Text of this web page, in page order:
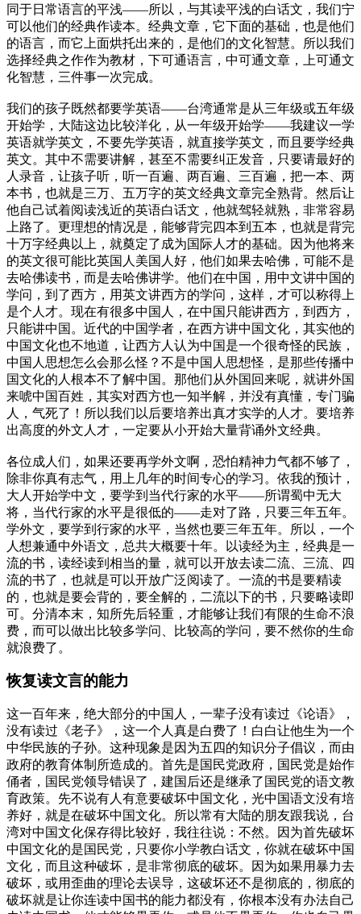
同于日常语言的平浅——所以，与其读平浅的白话文，我们宁
可以他们的经典作读本。经典文章，它下面的基础，也是他们
的语言，而它上面烘托出来的，是他们的文化智慧。所以我们
选择经典之作作为教材，下可通语言，中可通文章，上可通文
化智慧，三件事一次完成。
我们的孩子既然都要学英语——台湾通常是从三年级或五年级
开始学，大陆这边比较洋化，从一年级开始学——我建议一学
英语就学英文，不要先学英语，就直接学英文，而且要学经典
英文。其中不需要讲解，甚至不需要纠正发音，只要请最好的
人录音，让孩子听，听一百遍、两百遍、三百遍，把一本、两
本书，也就是三万、五万字的英文经典文章完全熟背。然后让
他自己试着阅读浅近的英语白话文，他就驾轻就熟，非常容易
上路了。更理想的情况是，能够背完四本到五本，也就是背完
十万字经典以上，就奠定了成为国际人才的基础。因为他将来
的英文很可能比英国人美国人好，他们如果去哈佛，可能不是
去哈佛读书，而是去哈佛讲学。他们在中国，用中文讲中国的
学问，到了西方，用英文讲西方的学问，这样，才可以称得上
是个人才。现在有很多中国人，在中国只能讲西方，到西方，
只能讲中国。近代的中国学者，在西方讲中国文化，其实他的
中国文化也不地道，让西方人认为中国是一个很奇怪的民族，
中国人思想怎么会那么怪？不是中国人思想怪，是那些传播中
国文化的人根本不了解中国。那他们从外国回来呢，就讲外国
来唬中国百姓，其实对西方也一知半解，并没有真懂，专门骗
人，气死了！所以我们以后要培养出真才实学的人才。要培养
出高度的外文人才，一定要从小开始大量背诵外文经典。
各位成人们，如果还要再学外文啊，恐怕精神力气都不够了，
除非你真有志气，用上几年的时间专心的学习。依我的预计，
大人开始学中文，要学到当代行家的水平——所谓蜀中无大
将，当代行家的水平是很低的——走对了路，只要三年五年。
学外文，要学到行家的水平，当然也要三年五年。所以，一个
人想兼通中外语文，总共大概要十年。以读经为主，经典是一
流的书，读经读到相当的量，就可以开放去读二流、三流、四
流的书了，也就是可以开放广泛阅读了。一流的书是要精读
的，也就是要会背的，要全解的，二流以下的书，只要略读即
可。分清本末，知所先后轻重，才能够让我们有限的生命不浪
费，而可以做出比较多学问、比较高的学问，要不然你的生命
就浪费了。
恢复读文言的能力
这一百年来，绝大部分的中国人，一辈子没有读过《论语》，
没有读过《老子》，这一个人真是白费了！白白让他生为一个
中华民族的子孙。这种现象是因为五四的知识分子倡议，而由
政府的教育体制所造成的。首先是国民党政府，国民党是始作
俑者，国民党领导错误了，建国后还是继承了国民党的语文教
育政策。先不说有人有意要破坏中国文化，光中国语文没有培
养好，就是在破坏中国文化。所以常有大陆的朋友跟我说，台
湾对中国文化保存得比较好，我往往说：不然。因为首先破坏
中国文化的是国民党，只要你小学教白话文，你就在破坏中国
文化，而且这种破坏，是非常彻底的破坏。因为如果用暴力去
破坏，或用歪曲的理论去误导，这破坏还不是彻底的，彻底的
破坏就是让你连读中国书的能力都没有，你根本没有办法自己